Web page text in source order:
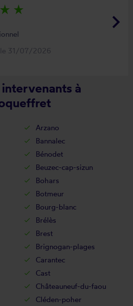
keyboard_arrow_right
star_rate star_rate
le 31/07/2026
à
Arzano
Bannalec
Bénodet
Beuzec-cap-sizun
Bohars
Botmeur
Bourg-blanc
Brélès
Brest
Brignogan-plages
Carantec
Cast
Châteauneuf-du-faou
Cléden-poher